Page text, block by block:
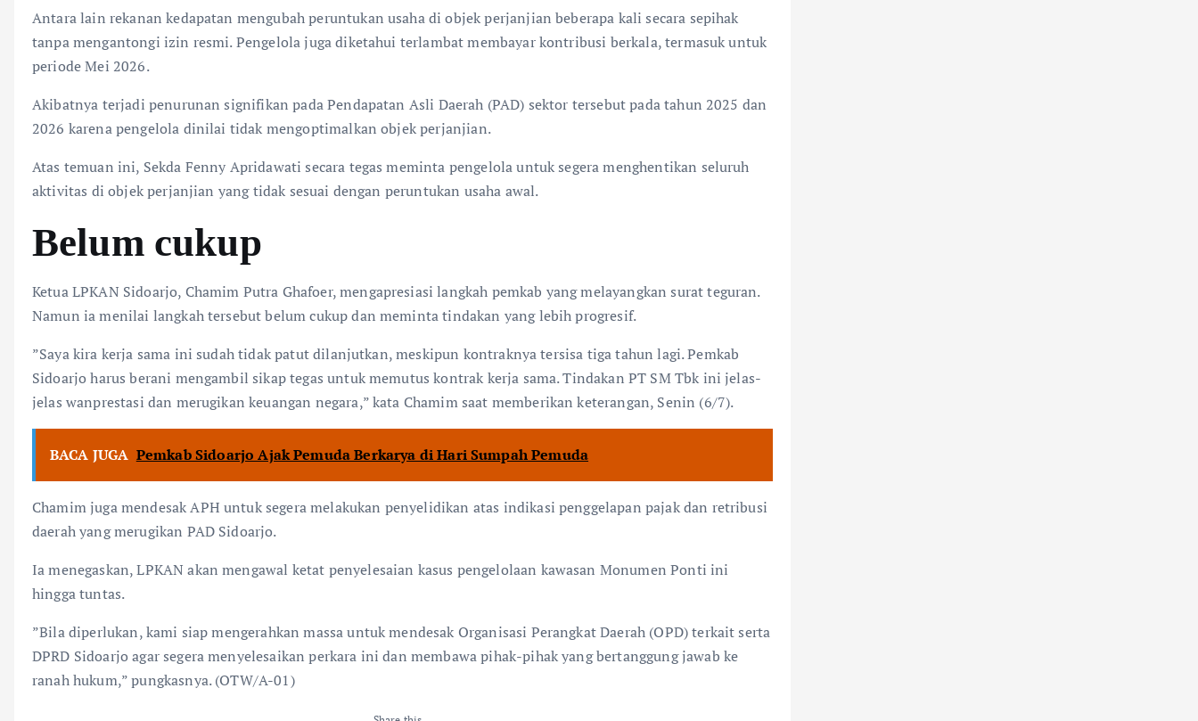
Antara lain rekanan kedapatan mengubah peruntukan usaha di objek perjanjian beberapa kali secara sepihak
tanpa mengantongi izin resmi. Pengelola juga diketahui terlambat membayar kontribusi berkala, termasuk untuk
periode Mei 2026.
Akibatnya terjadi penurunan signifikan pada Pendapatan Asli Daerah (PAD) sektor tersebut pada tahun 2025 dan
2026 karena pengelola dinilai tidak mengoptimalkan objek perjanjian.
​Atas temuan ini, Sekda Fenny Apridawati secara tegas meminta pengelola untuk segera menghentikan seluruh
aktivitas di objek perjanjian yang tidak sesuai dengan peruntukan usaha awal.
Belum cukup
​Ketua LPKAN Sidoarjo, Chamim Putra Ghafoer, mengapresiasi langkah pemkab yang melayangkan surat teguran.
Namun ia menilai langkah tersebut belum cukup dan meminta tindakan yang lebih progresif.
​”Saya kira kerja sama ini sudah tidak patut dilanjutkan, meskipun kontraknya tersisa tiga tahun lagi. Pemkab
Sidoarjo harus berani mengambil sikap tegas untuk memutus kontrak kerja sama. Tindakan PT SM Tbk ini jelas-
jelas wanprestasi dan merugikan keuangan negara,” kata Chamim saat memberikan keterangan, Senin (6/7).
BACA JUGA Pemkab Sidoarjo Ajak Pemuda Berkarya di Hari Sumpah Pemuda
​Chamim juga mendesak APH untuk segera melakukan penyelidikan atas indikasi penggelapan pajak dan retribusi
daerah yang merugikan PAD Sidoarjo.
Ia menegaskan, LPKAN akan mengawal ketat penyelesaian kasus pengelolaan kawasan Monumen Ponti ini
hingga tuntas.
​”Bila diperlukan, kami siap mengerahkan massa untuk mendesak Organisasi Perangkat Daerah (OPD) terkait serta
DPRD Sidoarjo agar segera menyelesaikan perkara ini dan membawa pihak-pihak yang bertanggung jawab ke
ranah hukum,” pungkasnya. (OTW/A-01)